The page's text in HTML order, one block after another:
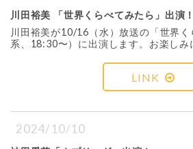
川田裕美 「世界くらべてみたら」出演！
川田裕美が10/16（水）放送の「世界
系、18:30〜）に出演します。お楽しみ
LINK
2024/10/10